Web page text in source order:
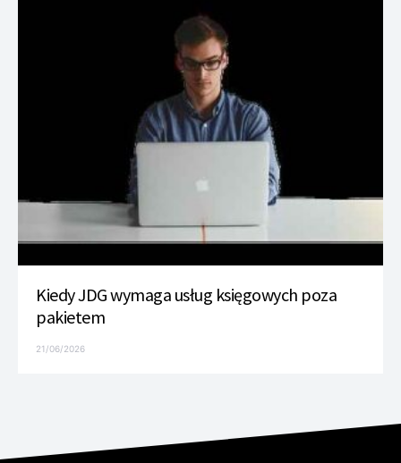
Kiedy JDG wymaga usług księgowych poza
pakietem
21/06/2026